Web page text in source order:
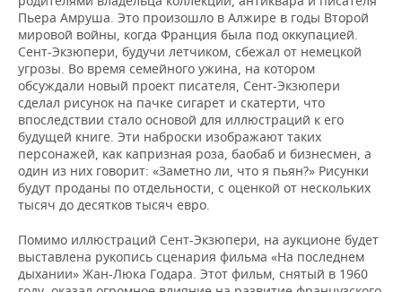
Пьера Амруша. Это произошло в Алжире в годы Второй
мировой войны, когда Франция была под оккупацией.
Сент-Экзюпери, будучи летчиком, сбежал от немецкой
угрозы. Во время семейного ужина, на котором
обсуждали новый проект писателя, Сент-Экзюпери
сделал рисунок на пачке сигарет и скатерти, что
впоследствии стало основой для иллюстраций к его
будущей книге. Эти наброски изображают таких
персонажей, как капризная роза, баобаб и бизнесмен, а
один из них говорит: «Заметно ли, что я пьян?» Рисунки
будут проданы по отдельности, с оценкой от нескольких
тысяч до десятков тысяч евро.
Помимо иллюстраций Сент-Экзюпери, на аукционе будет
выставлена рукопись сценария фильма «На последнем
дыхании» Жан-Люка Годара. Этот фильм, снятый в 1960